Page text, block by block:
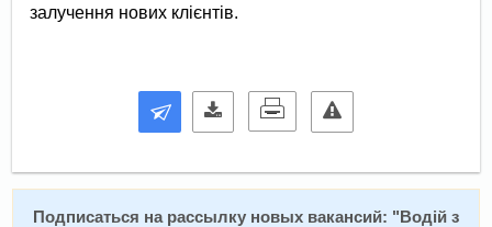
залучення нових клієнтів.
Подписаться на расcылку новых вакансий: " Водій з